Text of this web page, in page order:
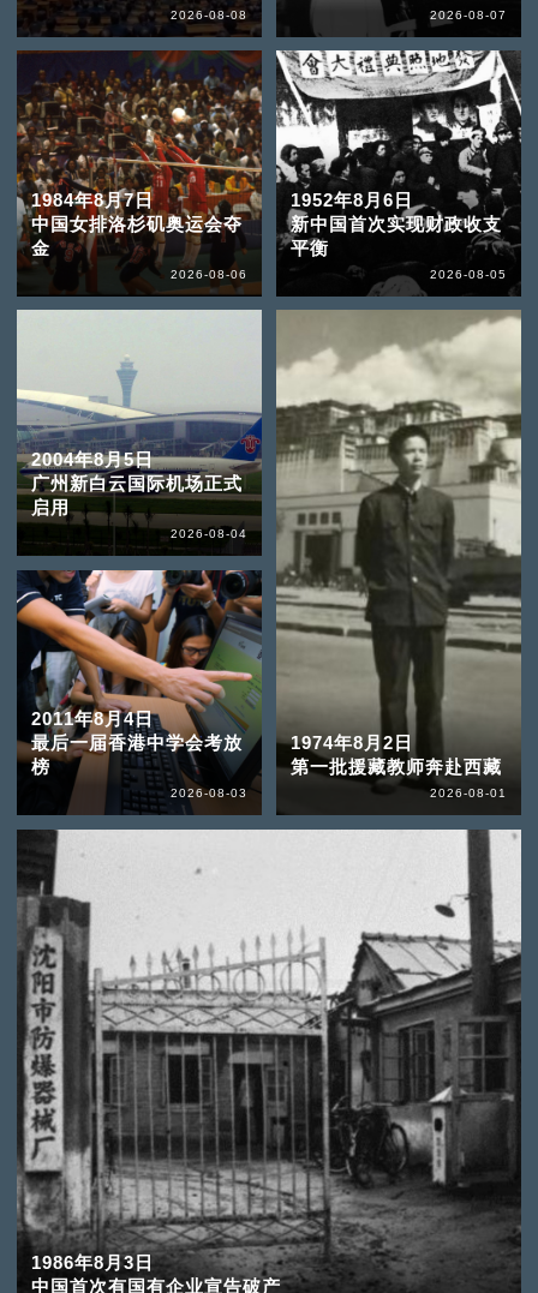
2026-08-08 2026-08-07
1984年8月7日
中国女排洛杉矶奥运会夺
金
2026-08-06
1952年8月6日
新中国首次实现财政收支
平衡
2026-08-05
2004年8月5日
广州新白云国际机场正式
启用
2026-08-04
2011年8月4日
最后一届香港中学会考放
榜
2026-08-03
1986年8月3日
中国首次有国有企业宣告破产
1974年8月2日
第一批援藏教师奔赴西藏
2026-08-01